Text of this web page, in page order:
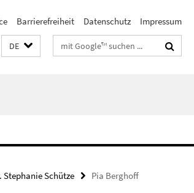
Barrierefreiheit Datenschutz Impressum
DE Suchbegriffe
Stephanie Schütze Pia Berghoff